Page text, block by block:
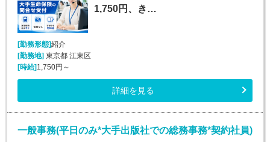
1,750円、き…
[勤務形態]紹介
[勤務地] 東京都 江東区
[時給] 1,750円～
詳細を見る
一般事務(平日のみ*大手出版社での総務事務*契約社員)